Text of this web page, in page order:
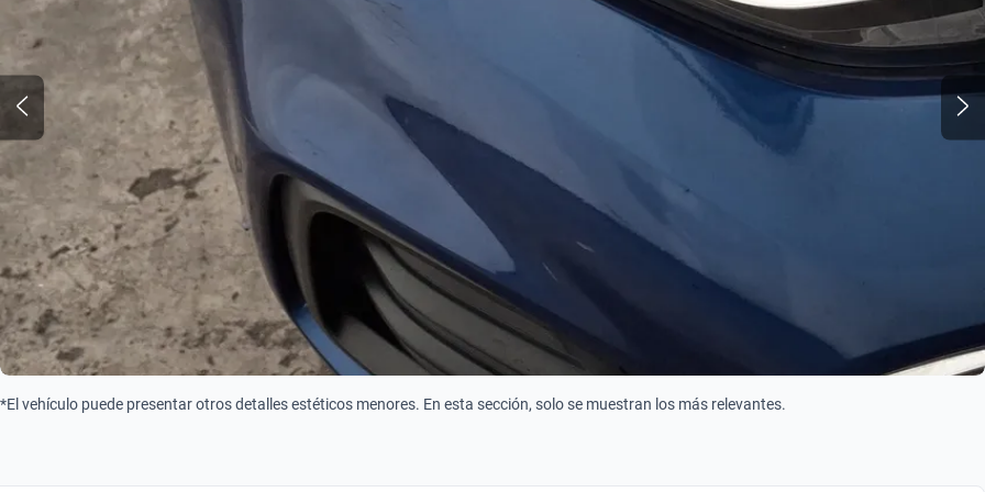
*El vehículo puede presentar otros detalles estéticos menores. En esta sección, solo se muestran los más relevantes.